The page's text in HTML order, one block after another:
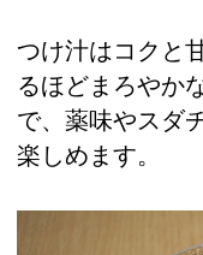
つけ汁はコクと
るほどまろやか
で、薬味やスダ
楽しめます。